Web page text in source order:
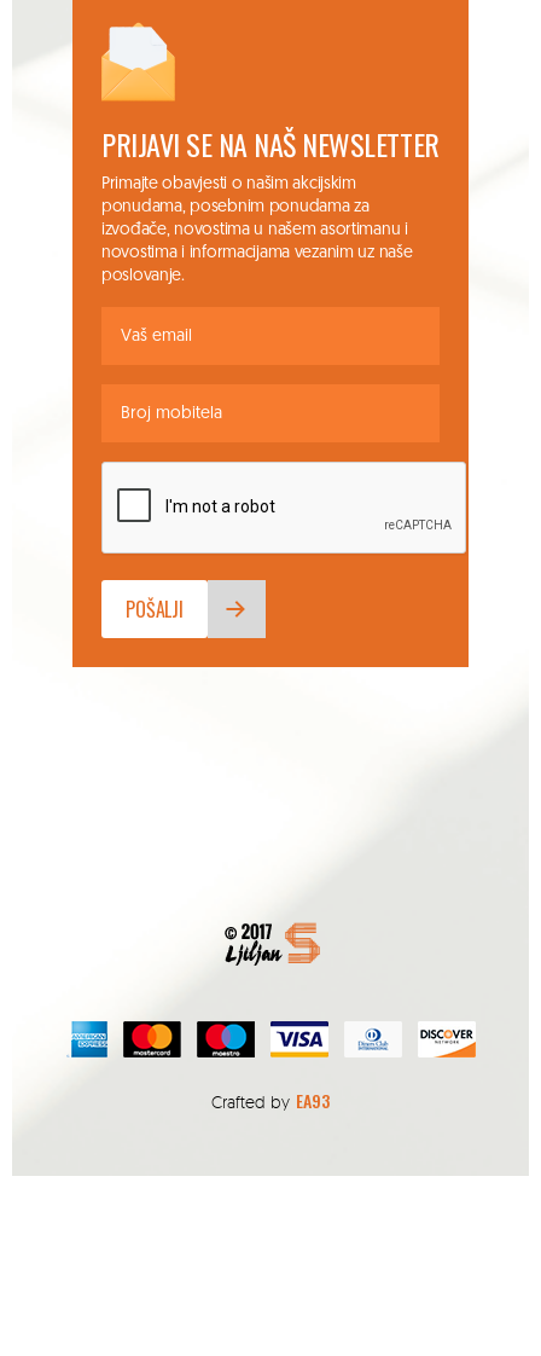
PRIJAVI SE NA NAŠ NEWSLETTER
Primajte obavjesti o našim akcijskim
ponudama, posebnim ponudama za
izvođače, novostima u našem asortimanu i
novostima i informacijama vezanim uz naše
poslovanje.
Crafted by EA93